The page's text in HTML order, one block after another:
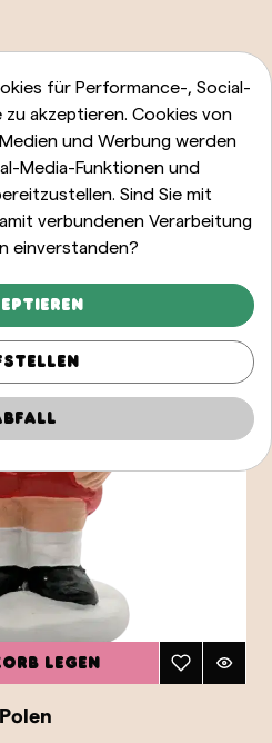
legen
für Performance-, Social-
akzeptieren. Cookies von
und Werbung werden
Media-Funktionen und
Sind Sie mit
verbundenen Verarbeitung
einverstanden?